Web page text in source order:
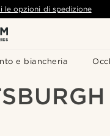
e biancheria
le opzioni di spedizione